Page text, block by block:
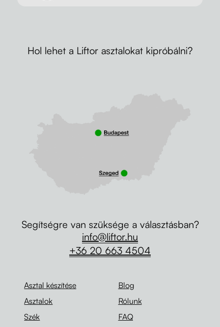
Hol lehet a Liftor asztalokat kipróbálni?
Asztal készítése
Asztalok
Szék
Blog
Rólunk
FAQ
Segítségre van szüksége a választásban?
info@liftor.hu
+36 20 663 4504